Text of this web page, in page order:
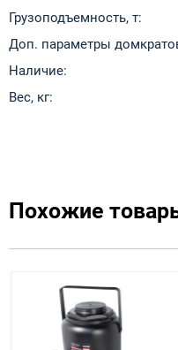
Грузоподъемность, т:
Доп. параметры
Наличие:
Вес, кг:
Похожие